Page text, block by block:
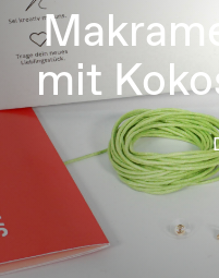
mit